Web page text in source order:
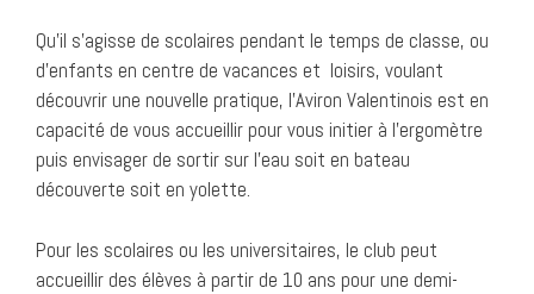
Qu’il s’agisse de scolaires pendant le temps de classe, ou
d’enfants en centre de vacances et loisirs, voulant
découvrir une nouvelle pratique, l’Aviron Valentinois est en
capacité de vous accueillir pour vous initier à l’ergomètre
puis envisager de sortir sur l’eau soit en bateau
découverte soit en yolette.
Pour les scolaires ou les universitaires, le club peut
accueillir des élèves à partir de 10 ans pour une demi-